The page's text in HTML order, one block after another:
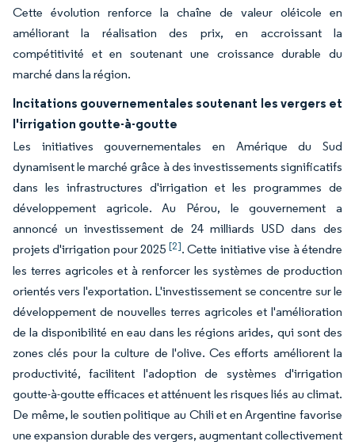
Cette évolution renforce la chaîne de valeur oléicole en
améliorant la réalisation des prix, en accroissant la
compétitivité et en soutenant une croissance durable du
marché dans la région.
Incitations gouvernementales soutenant les vergers et
l'irrigation goutte-à-goutte
Les initiatives gouvernementales en Amérique du Sud
dynamisent le marché grâce à des investissements significatifs
dans les infrastructures d'irrigation et les programmes de
développement agricole. Au Pérou, le gouvernement a
annoncé un investissement de 24 milliards USD dans des
projets d'irrigation pour 2025 [2]. Cette initiative vise à étendre
les terres agricoles et à renforcer les systèmes de production
orientés vers l'exportation. L'investissement se concentre sur le
développement de nouvelles terres agricoles et l'amélioration
de la disponibilité en eau dans les régions arides, qui sont des
zones clés pour la culture de l'olive. Ces efforts améliorent la
productivité, facilitent l'adoption de systèmes d'irrigation
goutte-à-goutte efficaces et atténuent les risques liés au climat.
De même, le soutien politique au Chili et en Argentine favorise
une expansion durable des vergers, augmentant collectivement